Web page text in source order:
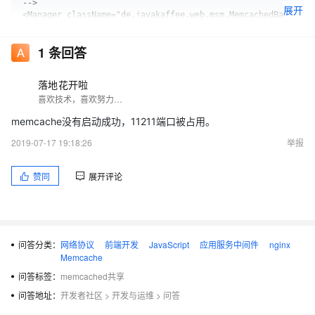
-->
<Manager
            sessionBackupAsync="false"
            sessionBackupTimeout="100"
            copyCollectionsForSerialization="false" />
<!-- Use the LockOutRealm to prevent attempts to
[root@user2 bin]# memcached -d -m 256 -p 11211 -u root -l
192.168.1.126 -v
failed to listen on TCP port 11211: Address already in use
展开
1 条回答
落地花开啦
memcache没有启动成功，11211端口被占用。
2019-07-17 19:18:26
举报
赞同 展开评论
问答分类： 网络协议 前端开发 JavaScript 应用服务中间件
nginx
Memcache
问答标签： memcached共享
问答地址： 开发者社区 > 开发与运维 > 问答